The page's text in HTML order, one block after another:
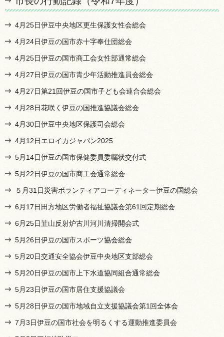
4月25日伊豆中央地区更生保護女性会総会
4月24日伊豆の国市赤十字奉仕団総会
4月25日伊豆の国市商工会女性部通常総会
4月27日伊豆の国市青少年活動推進員会総会
4月27日第21回伊豆の国市子ども会連合会総会
4月28日花咲く伊豆の国推進協議会総会
4月30日伊豆中央地区保護司会総会
4月12日エロイカジャパン2025
5月14日伊豆の国市保健委員委嘱状交付式
5月22日伊豆の国市商工会通常総会
５月31日災害ボランティアコーディネーター伊豆の国総会
6月17日田方地区労働者福祉協議会第61回定期総会
6月25日韮山反射炉古川河川清掃開会式
5月26日伊豆の国市スポーツ協会総会
5月20日交通安全協会伊豆中央地区支部総会
5月20日伊豆の国市上下水道協同組合通常総会
5月23日伊豆の国市居住支援協議会
5月28日伊豆の国市地域自立支援協議会第1回全体会
7月3日伊豆の国市社会を明るくする運動推進委員会